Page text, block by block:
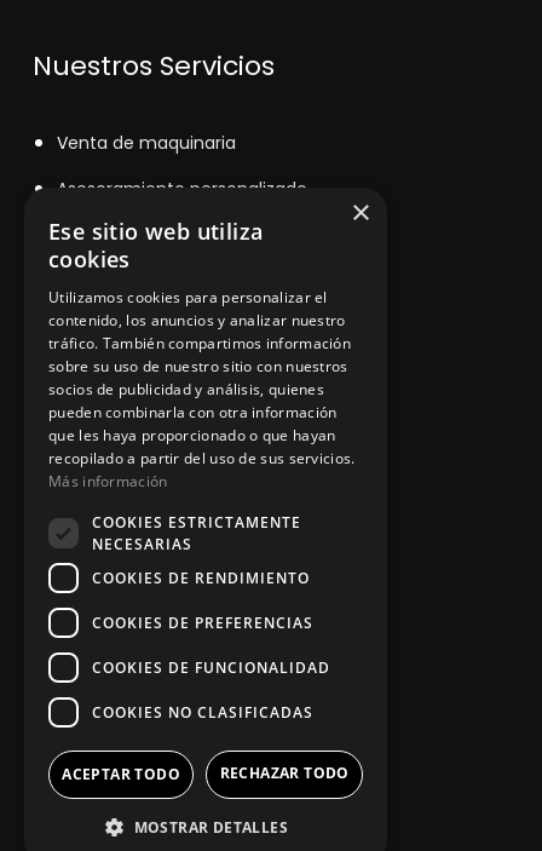
Nuestros Servicios
Venta de maquinaria
Asesoramiento personalizado
Instalación y reparación
Información legal
Política de privacidad
Aviso legal
App Zine Hostelería
×
Ese sitio web utiliza
cookies
Utilizamos cookies para personalizar el
contenido, los anuncios y analizar nuestro
tráfico. También compartimos información
sobre su uso de nuestro sitio con nuestros
socios de publicidad y análisis, quienes
pueden combinarla con otra información
que les haya proporcionado o que hayan
recopilado a partir del uso de sus servicios.
Más información
COOKIES ESTRICTAMENTE
NECESARIAS
COOKIES DE RENDIMIENTO
COOKIES DE PREFERENCIAS
COOKIES DE FUNCIONALIDAD
COOKIES NO CLASIFICADAS
ACEPTAR TODO RECHAZAR TODO
MOSTRAR DETALLES